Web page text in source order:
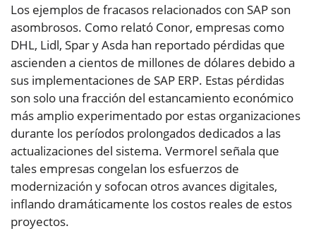
Los ejemplos de fracasos relacionados con SAP son
asombrosos. Como relató Conor, empresas como
DHL, Lidl, Spar y Asda han reportado pérdidas que
ascienden a cientos de millones de dólares debido a
sus implementaciones de SAP ERP. Estas pérdidas
son solo una fracción del estancamiento económico
más amplio experimentado por estas organizaciones
durante los períodos prolongados dedicados a las
actualizaciones del sistema. Vermorel señala que
tales empresas congelan los esfuerzos de
modernización y sofocan otros avances digitales,
inflando dramáticamente los costos reales de estos
proyectos.